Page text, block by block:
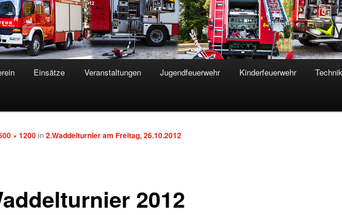
Einsätze Veranstaltungen Jugendfeuerwehr Kinderfeuerwehr Technik
2012
× 1200in 2.Waddelturnier am Freitag, 26.10.2012